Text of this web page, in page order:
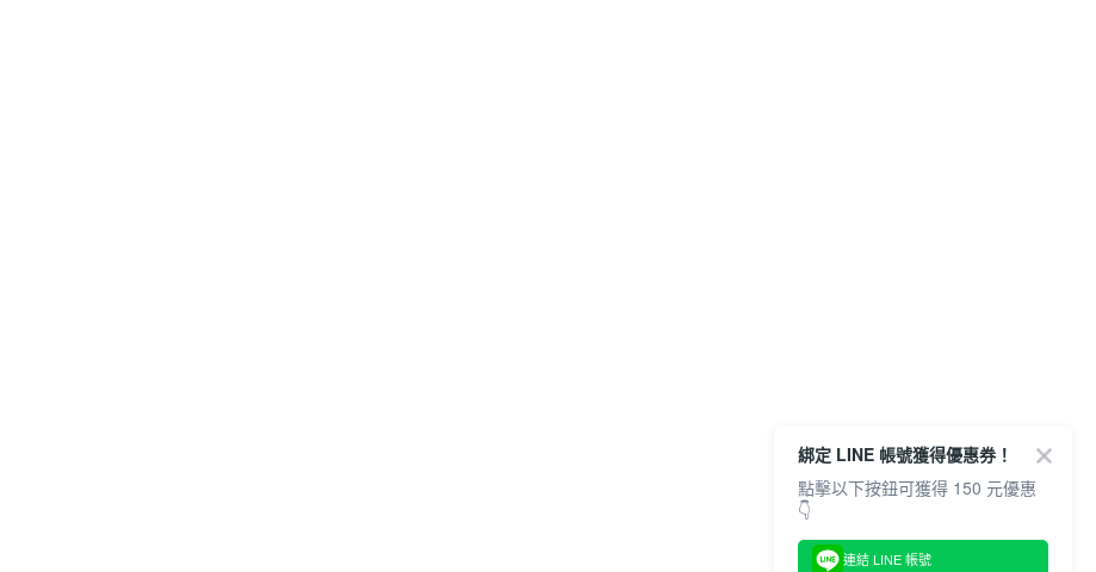
綁定 LINE 帳號獲得優惠券！
點擊以下按鈕可獲得 150 元優惠
👇
連結 LINE 帳號